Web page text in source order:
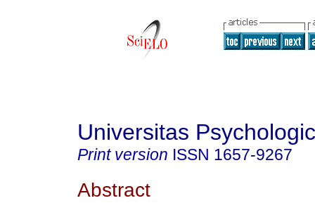
Universitas
Print version ISSN 1657-9267
Abstract